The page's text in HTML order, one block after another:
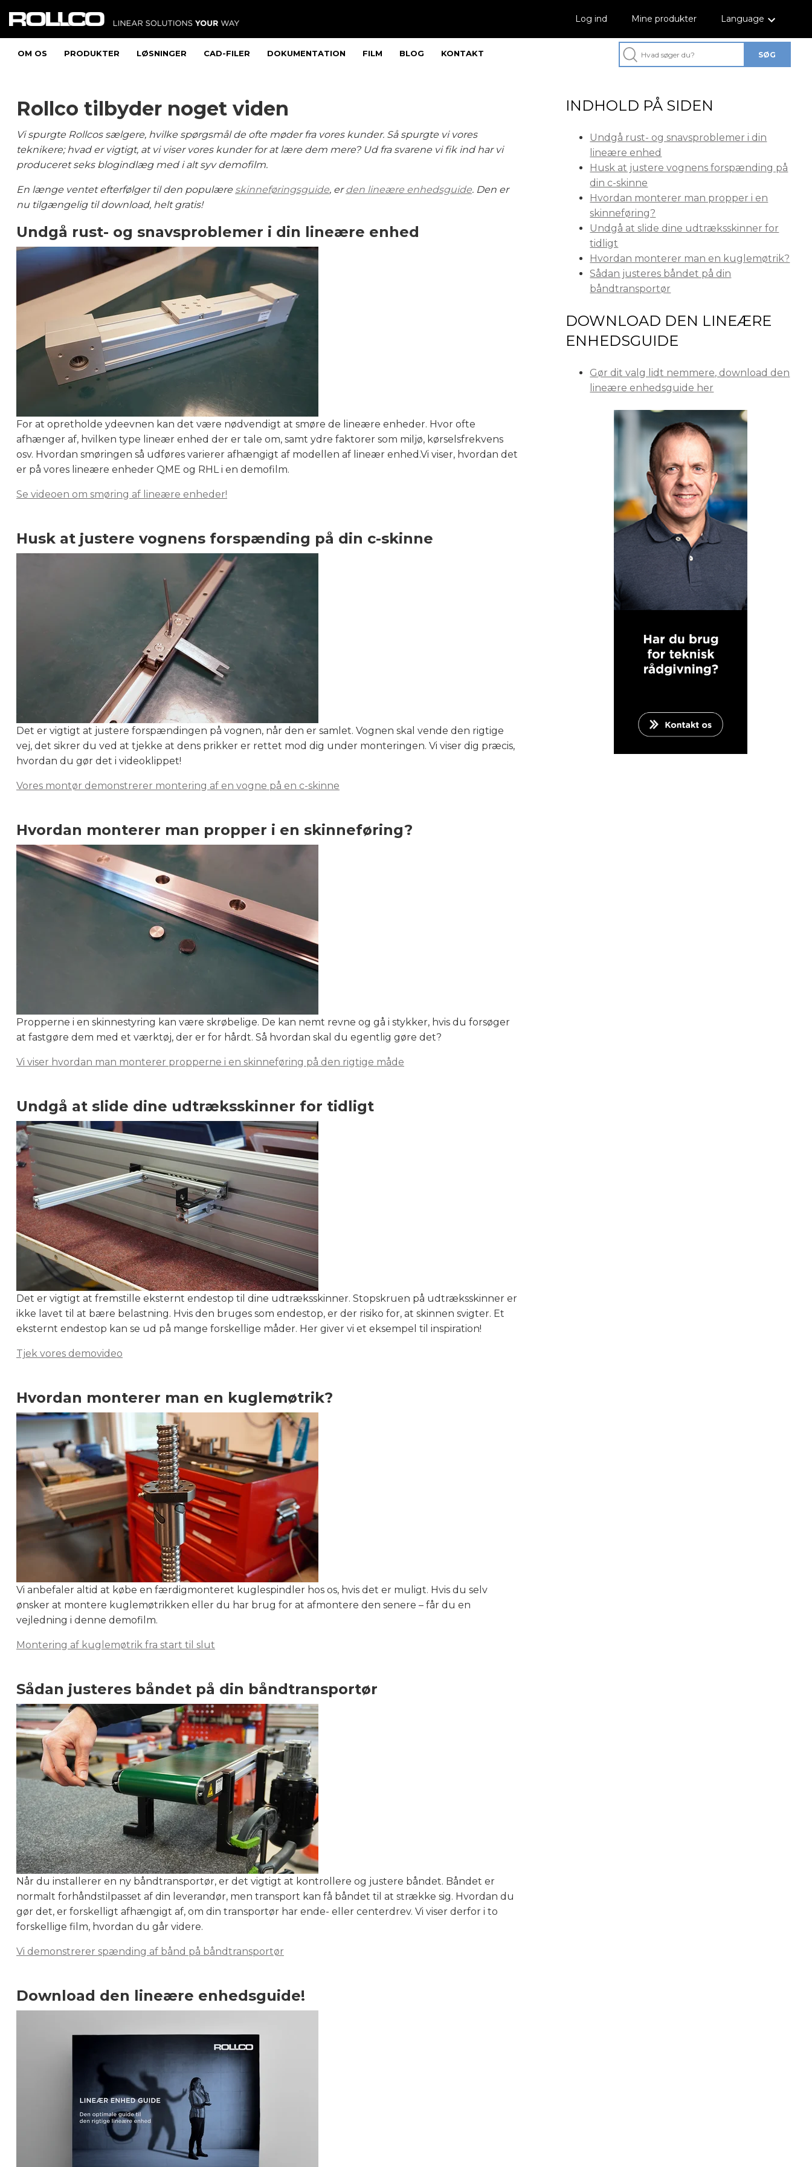
Log ind Mine produkter Language
OM OS PRODUKTER LØSNINGER CAD-FILER DOKUMENTATION FILM BLOG KONTAKT
Rollco tilbyder noget viden
Vi spurgte Rollcos sælgere, hvilke spørgsmål de ofte møder fra vores kunder. Så spurgte vi vores
teknikere; hvad er vigtigt, at vi viser vores kunder for at lære dem mere? Ud fra svarene vi fik ind har vi
produceret seks blogindlæg med i alt syv demofilm.
En længe ventet efterfølger til den populære skinneføringsguide, erden lineære enhedsguide. Den er
nu tilgængelig til download, helt gratis!
Undgå rust- og snavsproblemer i din lineære enhed
For at opretholde ydeevnen kan det være nødvendigt at smøre de lineære enheder. Hvor ofte
afhænger af, hvilken type lineær enhed der er tale om, samt ydre faktorer som miljø, kørselsfrekvens
osv. Hvordan smøringen så udføres varierer afhængigt af modellen af lineær enhed.Vi viser, hvordan det
er på vores lineære enheder QME og RHL i en demofilm.
Se videoen om smøring af lineære enheder!
Husk at justere vognens forspænding på din c-skinne
Det er vigtigt at justere forspændingen på vognen, når den er samlet. Vognen skal vende den rigtige
vej, det sikrer du ved at tjekke at dens prikker er rettet mod dig under monteringen. Vi viser dig præcis,
hvordan du gør det i videoklippet!
Vores montør demonstrerer montering af en vogne på en c-skinne
Hvordan monterer man propper i en skinneføring?
Propperne i en skinnestyring kan være skrøbelige. De kan nemt revne og gå i stykker, hvis du forsøger
at fastgøre dem med et værktøj, der er for hårdt. Så hvordan skal du egentlig gøre det?
Vi viser hvordan man monterer propperne i en skinneføring på den rigtige måde
Undgå at slide dine udtræksskinner for tidligt
Det er vigtigt at fremstille eksternt endestop til dine udtræksskinner. Stopskruen på udtræksskinner er
ikke lavet til at bære belastning. Hvis den bruges som endestop, er der risiko for, at skinnen svigter. Et
eksternt endestop kan se ud på mange forskellige måder. Her giver vi et eksempel til inspiration!
Tjek vores demovideo
Hvordan monterer man en kuglemøtrik?
Vi anbefaler altid at købe en færdigmonteret kuglespindler hos os, hvis det er muligt. Hvis du selv
ønsker at montere kuglemøtrikken eller du har brug for at afmontere den senere – får du en
vejledning i denne demofilm.
Montering af kuglemøtrik fra start til slut
Sådan justeres båndet på din båndtransportør
Når du installerer en ny båndtransportør, er det vigtigt at kontrollere og justere båndet. Båndet er
normalt forhåndstilpasset af din leverandør, men transport kan få båndet til at strække sig. Hvordan du
gør det, er forskelligt afhængigt af, om din transportør har ende- eller centerdrev. Vi viser derfor i to
forskellige film, hvordan du går videre.
Vi demonstrerer spænding af bånd på båndtransportør
Download den lineære enhedsguide!
INDHOLD PÅ SIDEN
Undgå rust- og snavsproblemer i din
lineære enhed
Husk at justere vognens forspænding på
din c-skinne
Hvordan monterer man propper i en
skinneføring?
Undgå at slide dine udtræksskinner for
tidligt
Hvordan monterer man en kuglemøtrik?
Sådan justeres båndet på din
båndtransportør
DOWNLOAD DEN LINEÆRE
ENHEDSGUIDE
Gør dit valg lidt nemmere, download den
lineære enhedsguide her